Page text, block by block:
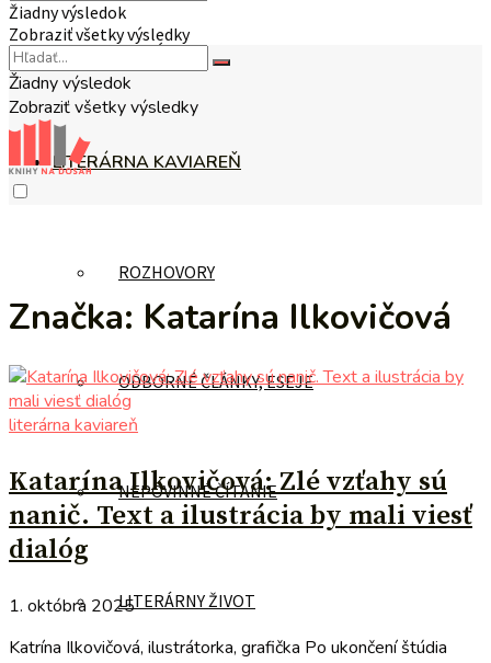
NA TÉMU
LITERÁRNA KAVIAREŇ
ROZHOVORY
ODBORNÉ ČLÁNKY, ESEJE
NEPOVINNÉ ČÍTANIE
LITERÁRNY ŽIVOT
Žiadny výsledok
Zobraziť všetky výsledky
Žiadny výsledok
Zobraziť všetky výsledky
Značka: Katarína Ilkovičová
literárna kaviareň
Katarína Ilkovičová: Zlé vzťahy sú
nanič. Text a ilustrácia by mali viesť
dialóg
1. októbra 2025
Katrína Ilkovičová, ilustrátorka, grafička Po ukončení štúdia